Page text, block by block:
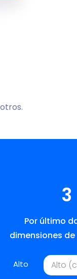
3
Por último
dimensiones
Alto